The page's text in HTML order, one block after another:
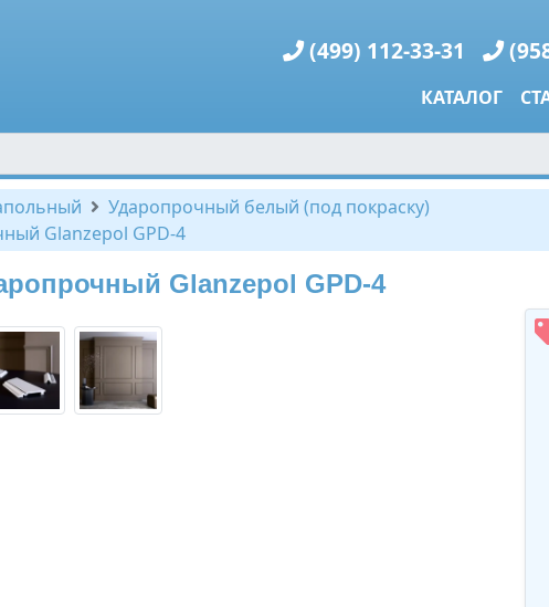
(499) 112-33-31
КАТАЛОГ
Ударопрочный белый (под покраску)
Glanzepol GPD-4
Glanzepol GPD-4